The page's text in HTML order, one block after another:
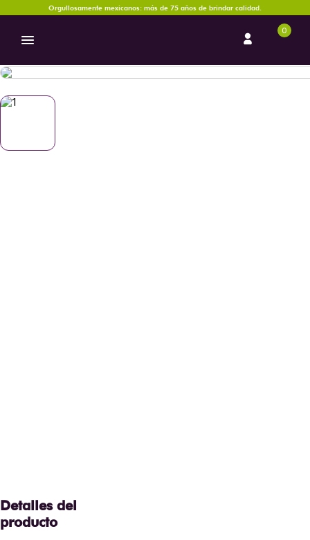
Orgullosamente mexicanos: más de 75 años de brindar calidad.
0